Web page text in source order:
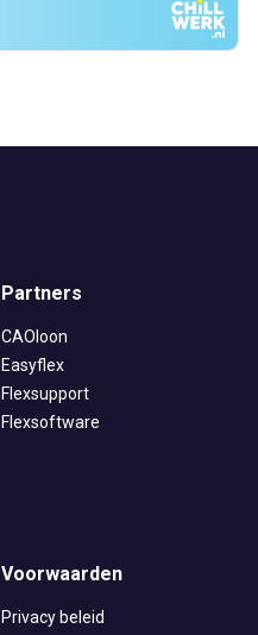
Partners
CAOloon
Easyflex
Flexsupport
Flexsoftware
Voorwaarden
Privacy beleid